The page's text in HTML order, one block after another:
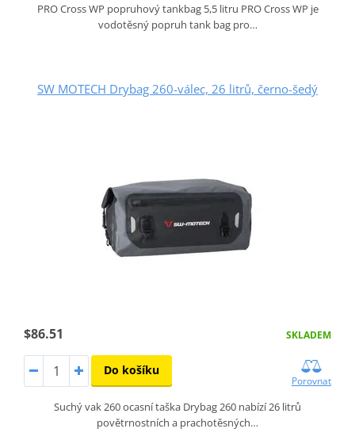
PRO Cross WP popruhový tankbag 5,5 litru PRO Cross WP je
vodotěsný popruh tank bag pro…
SW MOTECH Drybag 260-válec, 26 litrů, černo-šedý
$86.51 SKLADEM
Do košíku
Porovnat
Suchý vak 260 ocasní taška Drybag 260 nabízí 26 litrů
povětrnostních a prachotěsných…